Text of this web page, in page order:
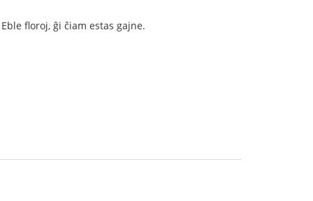
floroj, ĝi ĉiam estas gajne.